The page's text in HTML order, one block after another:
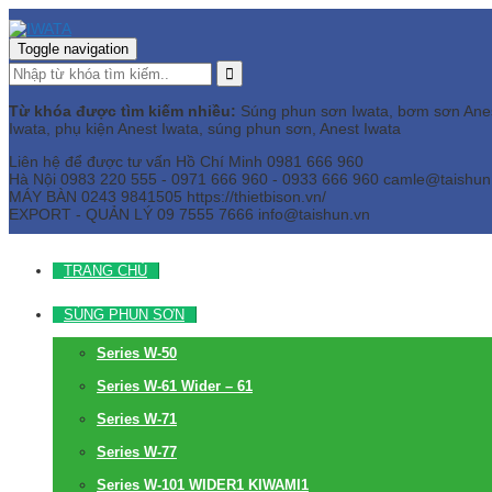
Toggle navigation
Từ khóa được tìm kiếm nhiều: Súng phun sơn Iwata, bơm sơn
Iwata, phụ kiện Anest Iwata, súng phun sơn, Anest Iwata
Liên hệ để được tư vấn Hồ Chí Minh 0981 666 960
Hà Nội 0983 220 555 - 0971 666 960 - 0933 666 960
MÁY BÀN 0243 9841505 https://thietbison.vn/
EXPORT - QUẢN LÝ 09 7555 7666 info@taishun.vn
TRANG CHỦ
SÚNG PHUN SƠN
Series W-50
Series W-61 Wider – 61
Series W-71
Series W-77
Series W-101 WIDER1 KIWAMI1